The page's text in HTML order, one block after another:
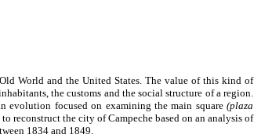
World and the United States. The value of this kind of
the customs and the social structure of a region.
evolution focused on examining the main square (plaza
reconstruct the city of Campeche based on an analysis of
1834 and 1849.